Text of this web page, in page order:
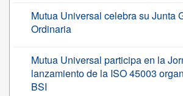
Mutua Universal celebra su Junta
Ordinaria
Mutua Universal participa en la
lanzamiento de la ISO 45003
BSI